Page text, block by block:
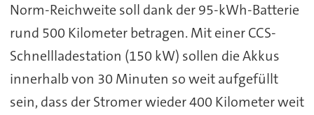
Norm-Reichweite soll dank der 95-kWh-Batterie
rund 500 Kilometer betragen. Mit einer CCS-
Schnellladestation (150 kW) sollen die Akkus
innerhalb von 30 Minuten so weit aufgefüllt
sein, dass der Stromer wieder 400 Kilometer weit